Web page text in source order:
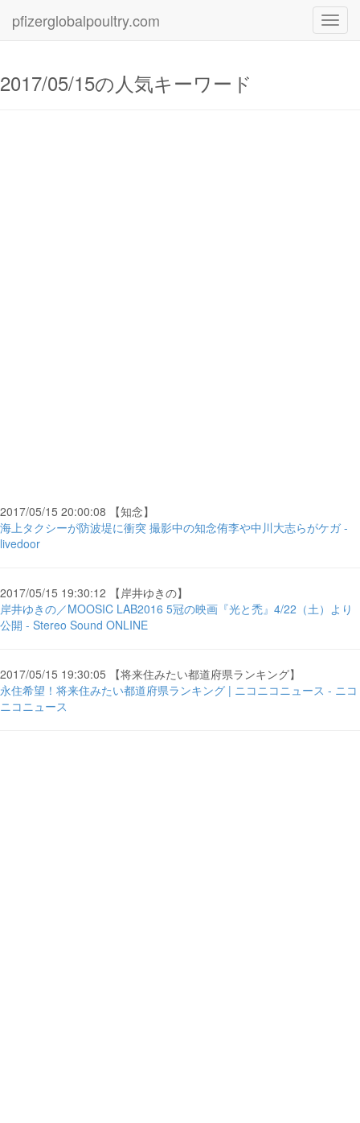
pfizerglobalpoultry.com
2017/05/15の人気キーワード
2017/05/15 20:00:08 【知念】
海上タクシーが防波堤に衝突 撮影中の知念侑李や中川大志らがケガ -
livedoor
2017/05/15 19:30:12 【岸井ゆきの】
岸井ゆきの／MOOSIC LAB2016 5冠の映画『光と禿』4/22（土）より
公開 - Stereo Sound ONLINE
2017/05/15 19:30:05 【将来住みたい都道府県ランキング】
永住希望！将来住みたい都道府県ランキング | ニコニコニュース - ニコ
ニコニュース